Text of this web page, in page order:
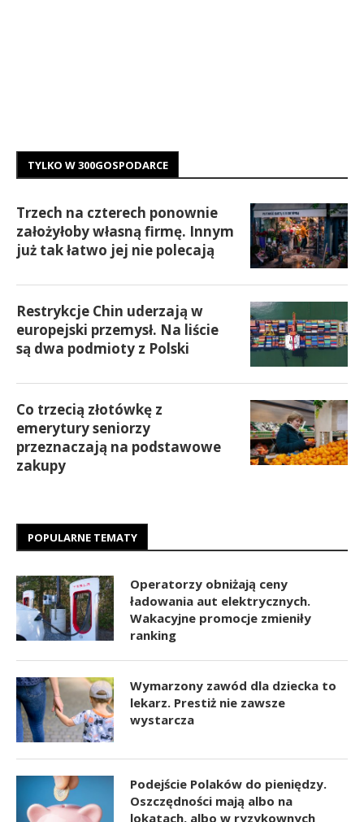
TYLKO W 300GOSPODARCE
Trzech na czterech ponownie
założyłoby własną firmę. Innym
już tak łatwo jej nie polecają
Restrykcje Chin uderzają w
europejski przemysł. Na liście
są dwa podmioty z Polski
Co trzecią złotówkę z
emerytury seniorzy
przeznaczają na podstawowe
zakupy
POPULARNE TEMATY
Operatorzy obniżają ceny
ładowania aut elektrycznych.
Wakacyjne promocje zmieniły
ranking
Wymarzony zawód dla dziecka to
lekarz. Prestiż nie zawsze
wystarcza
Podejście Polaków do pieniędzy.
Oszczędności mają albo na
lokatach, albo w ryzykownych